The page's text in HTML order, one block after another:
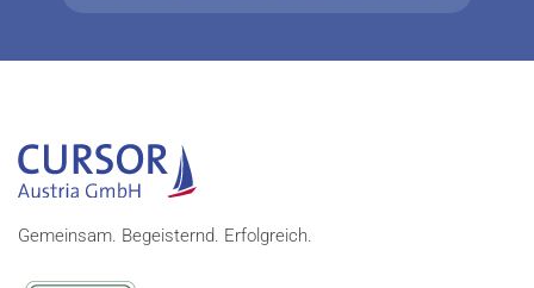
Gemeinsam. Begeisternd. Erfolgreich.